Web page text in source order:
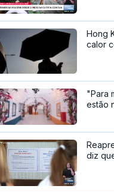
Hong
calor
"Para
estão
diz